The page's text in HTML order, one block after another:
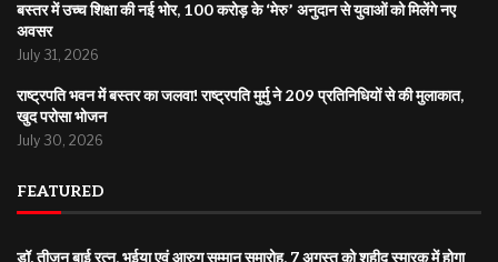
बस्तर में उच्च शिक्षा की नई भोर, 100 करोड़ के ‘मेरु’ अनुदान से युवाओं को मिलेंगे नए
अवसर
July 31, 2026
राष्ट्रपति भवन में बस्तर का जलवा! राष्ट्रपति मुर्मु ने 209 प्रतिनिधियों से की मुलाकात,
खुद परोसा भोजन
July 30, 2026
FEATURED